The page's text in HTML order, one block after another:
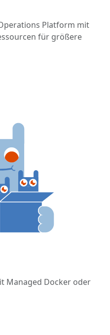
Platform mit
für größere
Managed Docker oder